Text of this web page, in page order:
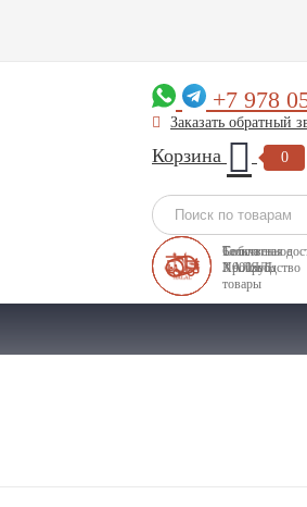
+7 978
Заказать обратный
Корзина 0
Бесплатная
3 000руб.
Собственное
Производство
Только
ХАЛЯЛЬ
товары